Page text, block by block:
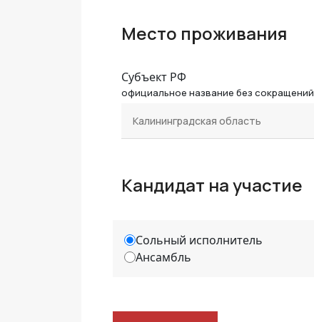
Место проживания
Субъект РФ
официальное название без сокращений
Кандидат на участие
Сольный исполнитель
Ансамбль